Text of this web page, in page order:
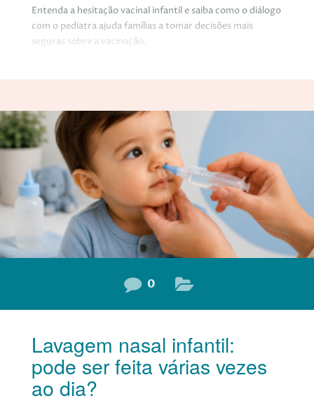
Entenda a hesitação vacinal infantil e saiba como o diálogo
com o pediatra ajuda famílias a tomar decisões mais
seguras sobre a vacinação.
0
Lavagem nasal infantil:
pode ser feita várias vezes
ao dia?